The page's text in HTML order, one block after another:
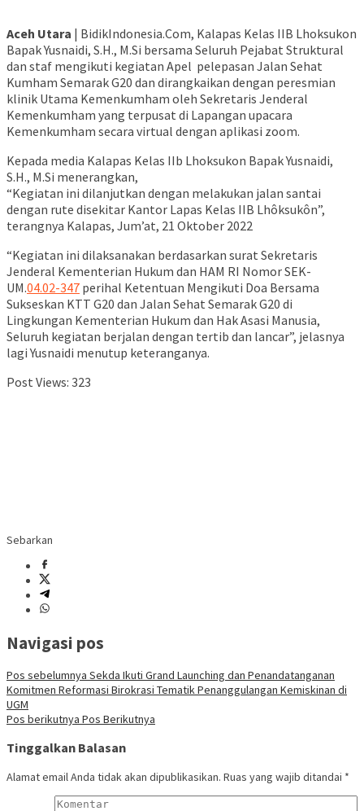
Aceh Utara | BidikIndonesia.Com, Kalapas Kelas IIB Lhoksukon
Bapak Yusnaidi, S.H., M.Si bersama Seluruh Pejabat Struktural
dan staf mengikuti kegiatan Apel pelepasan Jalan Sehat
Kumham Semarak G20 dan dirangkaikan dengan peresmian
klinik Utama Kemenkumham oleh Sekretaris Jenderal
Kemenkumham yang terpusat di Lapangan upacara
Kemenkumham secara virtual dengan aplikasi zoom.
Kepada media Kalapas Kelas IIb Lhoksukon Bapak Yusnaidi,
S.H., M.Si menerangkan,
“Kegiatan ini dilanjutkan dengan melakukan jalan santai
dengan rute disekitar Kantor Lapas Kelas IIB Lhôksukôn”,
terangnya Kalapas, Jum’at, 21 Oktober 2022
“Kegiatan ini dilaksanakan berdasarkan surat Sekretaris
Jenderal Kementerian Hukum dan HAM RI Nomor SEK-
UM.04.02-347 perihal Ketentuan Mengikuti Doa Bersama
Sukseskan KTT G20 dan Jalan Sehat Semarak G20 di
Lingkungan Kementerian Hukum dan Hak Asasi Manusia,
Seluruh kegiatan berjalan dengan tertib dan lancar”, jelasnya
lagi Yusnaidi menutup keteranganya.
Post Views: 323
Sebarkan
Navigasi pos
Pos sebelumnya Sekda Ikuti Grand Launching dan Penandatanganan
Komitmen Reformasi Birokrasi Tematik Penanggulangan Kemiskinan di
UGM
Pos berikutnya Pos Berikutnya
Tinggalkan Balasan
Alamat email Anda tidak akan dipublikasikan. Ruas yang wajib ditandai *